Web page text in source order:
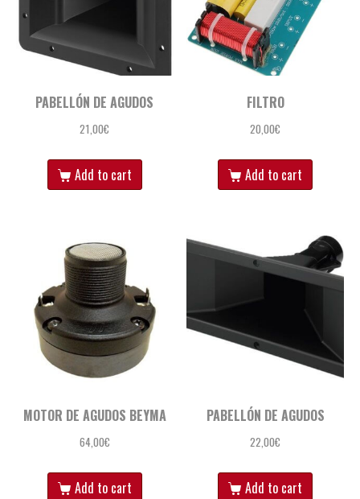
PABELLÓN DE AGUDOS
21,00€
Add to cart
FILTRO
20,00€
Add to cart
MOTOR DE AGUDOS BEYMA
64,00€
Add to cart
PABELLÓN DE AGUDOS
22,00€
Add to cart